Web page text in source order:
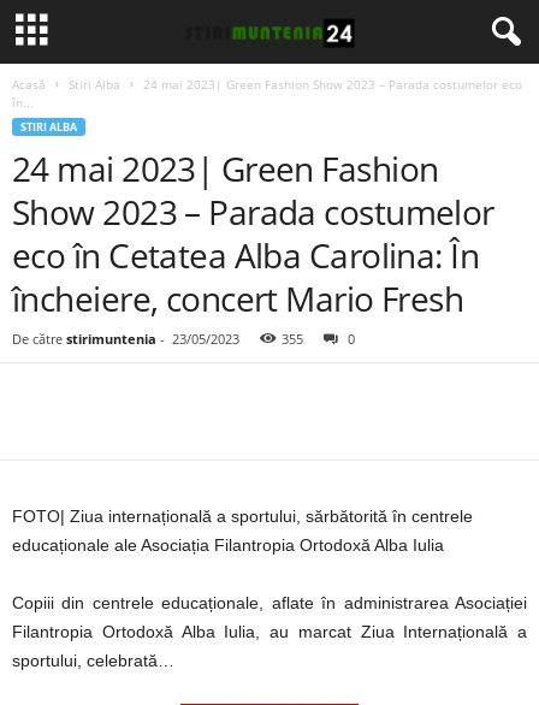
Acasă Stiri Alba
24 mai 2023| Green Fashion Show 2023 – Parada costumelor eco
în...
STIRI ALBA
24 mai 2023| Green Fashion
Show 2023 – Parada costumelor
eco în Cetatea Alba Carolina: În
încheiere, concert Mario Fresh
De către stirimuntenia - 23/05/2023 355 0
FOTO| Ziua internațională a sportului, sărbătorită în centrele
educaționale ale Asociația Filantropia Ortodoxă Alba Iulia
Copiii din centrele educaționale, aflate în administrarea Asociației
Filantropia Ortodoxă Alba Iulia, au marcat Ziua Internațională a
sportului, celebrată…